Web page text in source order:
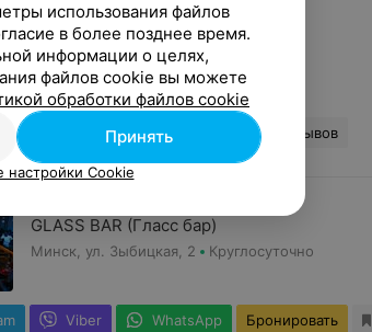
БРАЗИЛЬСКИЙ СТЕЙК-ХАУС
Родизио
Минск, ул. Я. Купалы, 25
Бронировать В избранное 36 отзывов
GLASS BAR (Гласс бар)
Минск, ул. Зыбицкая, 2 Круглосуточно
Viber WhatsApp Бронировать
использования файлов
в более позднее время.
информации о целях,
файлов cookie вы можете
обработки файлов cookie
Принять
настройки Cookie